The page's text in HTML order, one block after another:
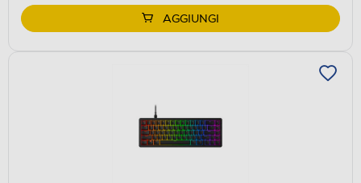
AGGIUNGI